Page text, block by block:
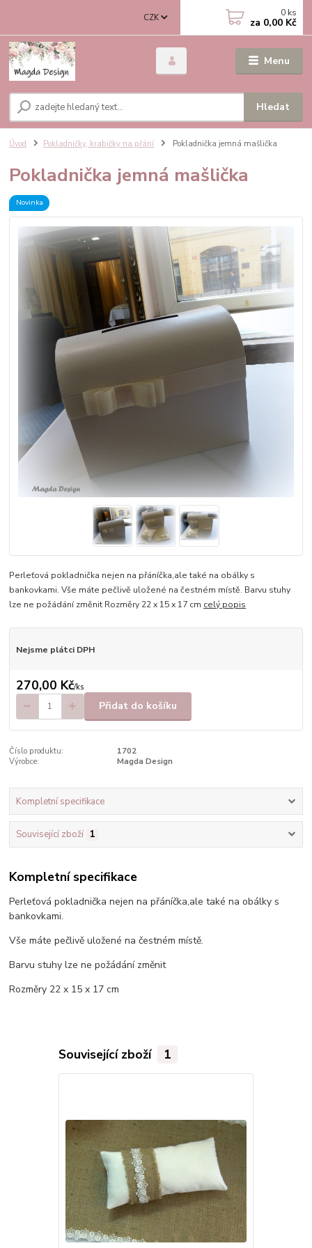
Menu
CZK
Hledat
0 ks
za 0,00 Kč
Úvod Pokladničky, krabičky na přání Pokladnička jemná mašlička
Pokladnička jemná mašlička
Novinka
Perleťová pokladnička nejen na přáníčka,ale také na obálky s
bankovkami. Vše máte pečlivě uložené na čestném místě. Barvu stuhy
lze ne požádání změnit Rozměry 22 x 15 x 17 cm celý popis
Nejsme plátci DPH
270,00 Kč/ks
Přidat do košíku
Číslo produktu:
1702
Výrobce:
Magda Design
Kompletní specifikace
Související zboží 1
Kompletní specifikace
Perleťová pokladnička nejen na přáníčka,ale také na obálky s
bankovkami.
Vše máte pečlivě uložené na čestném místě.
Barvu stuhy lze ne požádání změnit
Rozměry 22 x 15 x 17 cm
Související zboží 1